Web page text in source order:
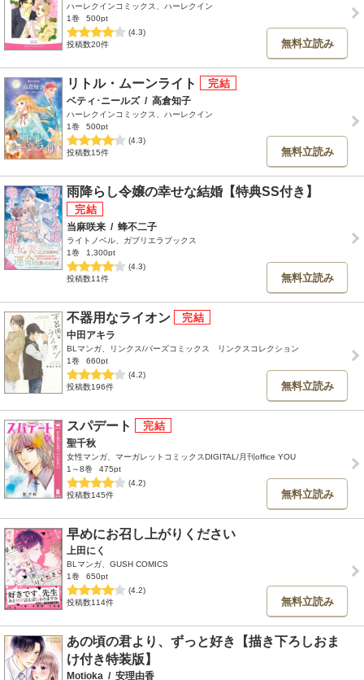
ハーレクインコミックス、ハーレクイン
1巻
500pt
(4.3)
投稿数20件
無料立読み
リトル・ムーンライト
ベティ･ニールズ / 高倉知子
ハーレクインコミックス、ハーレクイン
1巻
500pt
(4.3)
投稿数15件
無料立読み
雨降らし令嬢の幸せな結婚【特典SS付き】
当麻咲来 / 蜂不二子
ライトノベル、ガブリエラブックス
1巻
1,300pt
(4.3)
投稿数11件
無料立読み
不器用なライオン
中田アキラ
BLマンガ、リンクス/バーズコミックス リンクスコレクション
1巻
660pt
(4.2)
投稿数196件
無料立読み
スパデート
聖千秋
女性マンガ、マーガレットコミックスDIGITAL/月刊office YOU
1～8巻
475pt
(4.2)
投稿数145件
無料立読み
早めにお召し上がりください
上田にく
BLマンガ、GUSH COMICS
1巻
650pt
(4.2)
投稿数114件
無料立読み
あの頃の君より、ずっと好き【描き下ろしおま
け付き特装版】
Motioka / 安理由香